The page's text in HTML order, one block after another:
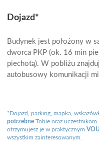
Dojazd*
Budynek jest położony w
dworca PKP (ok. 16 min
piechotą). W pobliżu
autobusowy komunikacji
*Dojazd, parking, mapka,
potrzebne Tobie oraz
otrzymujesz je w praktycznym
wszystkim zainteresowanym.